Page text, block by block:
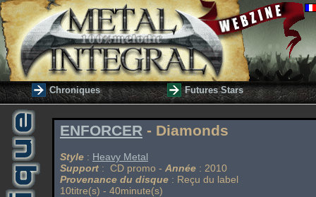
Chroniques Futures Stars
ENFORCER - Diamonds
Style : Heavy Metal
Support : CD promo - Année : 2010
Provenance du disque : Reçu du label
10titre(s) - 40minute(s)